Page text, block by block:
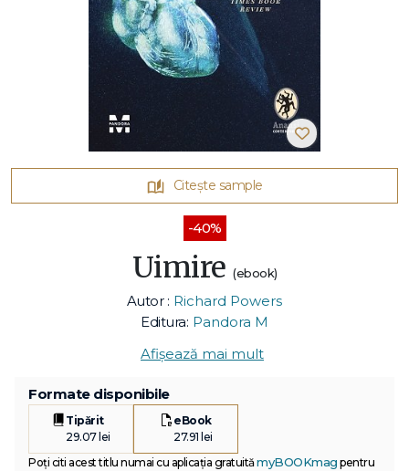
Citește sample
-40%
Uimire (ebook)
Autor : Richard Powers
Editura: Pandora M
Afișează mai mult
Formate disponibile
Tipărit
29.07 lei
eBook
27.91 lei
Poți citi acest titlu numai cu aplicația gratuitămyBOOKmag pentru